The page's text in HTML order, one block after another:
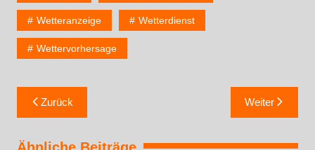
Wetteranzeige Wetterdienst
Wettervorhersage
Zurück Weiter